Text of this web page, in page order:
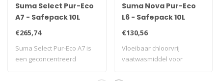
Suma Select Pur-Eco
A7 - Safepack 10L
€265,74
Suma Select Pur-Eco A7 is
een geconcentreerd
Suma Nova Pur-Eco
L6 - Safepack 10L
€130,56
Vloeibaar chloorvrij
vaatwasmiddel voor